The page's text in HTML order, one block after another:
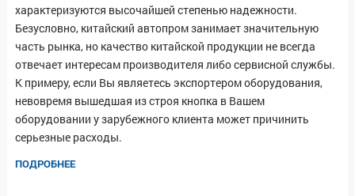
характеризуются высочайшей степенью надежности.
Безусловно, китайский автопром занимает значительную
часть рынка, но качество китайской продукции не всегда
отвечает интересам производителя либо сервисной службы.
К примеру, если Вы являетесь экспортером оборудования,
невовремя вышедшая из строя кнопка в Вашем
оборудовании у зарубежного клиента может причинить
серьезные расходы.
ПОДРОБНЕЕ